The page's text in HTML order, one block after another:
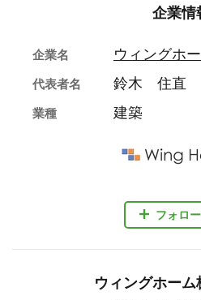
企業情
フォロ
企業名 ウィングホ
代表者名 鈴木 住直
業種 建築
ウィングホー